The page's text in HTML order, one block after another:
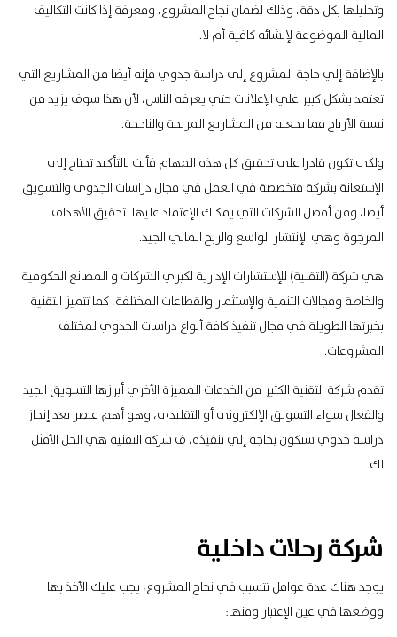
وتحليلها بكل دقة، وذلك لضمان نجاح المشروع، ومعرفة إذا كانت التكاليف
المالية الموضوعة لإنشائه كافية أم لا.
بالإضافة إلي حاجة المشروع إلى دراسة جدوي فإنه أيضا من المشاريع التي
تعتمد بشكل كبير علي الإعلانات حتي يعرفه الناس، لأن هذا سوف يزيد من
نسبة الأرباح مما يجعله من المشاريع المربحة والناجحة.
ولكي تكون قادرا علي تحقيق كل هذه المهام فأنت بالتأكيد تحتاج إلي
الإستعانة بشركة متخصصة في العمل في مجال دراسات الجدوى والتسويق
أيضا، ومن أفضل الشركات التي يمكنك الإعتماد عليها لتحقيق الأهداف
المرجوة وهي الإنتشار الواسع والربح المالي الجيد.
هي شركة (التقنية) للإستشارات الإدارية لكبري الشركات و المصانع الحكومية
والخاصة ومجالات التنمية والإستثمار والقطاعات المختلفة، كما تتميز التقنية
بخبرتها الطويلة في مجال تنفيذ كافة أنواع دراسات الجدوي لمختلف
المشروعات.
تقدم شركة التقنية الكثير من الخدمات المميزة الأخري أبرزها التسويق الجيد
والفعال سواء التسويق الإلكتروني أو التقليدي، وهو أهم عنصر بعد إنجاز
دراسة جدوي ستكون بحاجة إلي تنفيذه، ف شركة التقنية هي الحل الأمثل
لك.
شركة رحلات داخلية
يوجد هناك عدة عوامل تتسبب في نجاح المشروع، يجب عليك الأخذ بها
ووضعها في عين الإعتبار ومنها: